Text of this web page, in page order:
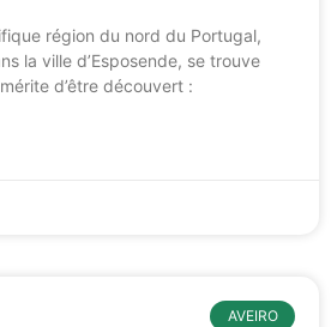
région du nord du Portugal,
la ville d’Esposende, se trouve
d’être découvert :
AVEIRO